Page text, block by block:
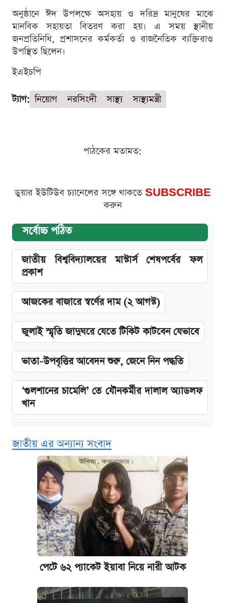
অনুষ্ঠানে ঈদ উপলক্ষে অসহায় ও দরিদ্র মানুষের মাঝে
মানবিক সহায়তা বিতরণ করা হয়। এ সময় স্থানীয়
জনপ্রতিনিধি, প্রশাসনের কর্মকর্তা ও রাজনৈতিক ব্যক্তিরাও
উপস্থিত ছিলেন।
ইএইচপি
ট্যাগ: নিয়োগ নরসিংদী সাস্থ্য সাস্থ্যমন্ত্রী
পাঠকের মতামত:
ডুয়ার ইউটিউব চ্যানেলের সঙ্গে থাকতে SUBSCRIBE
করুন
সর্বোচ্চ পঠিত
জাতীয় বিশ্ববিদ্যালয়ের মাস্টার্স শেষপর্বের ফল
প্রকাশ
আজকের বাজারে স্বর্ণের দাম (২ আগস্ট)
জুলাই স্মৃতি জাদুঘরে যেতে টিকিট কাটবেন যেভাবে
ভাতা-উপবৃত্তির আবেদন শুরু, জেনে নিন পদ্ধতি
‘গুলশানের চামেলি’ তে যৌনকর্মীর দালাল অ্যাডলফ
খান
এক ক্লিকে জেনে নিন আইফোন ১৮ প্রো ম্যাক্সের
দাম ও ফিচার
আজকের বাজারে স্বর্ণের দাম (৪ আগস্ট)
নবম জাতীয় পে-স্কেল নিয়ে সর্বশেষ যা জানা গেল
পাঁচ দপ্তরে নতুন সচিব নিয়োগ দিল সরকার
কবে হবে মেডিকেল ভর্তি পরীক্ষা, জানা গেল যা
জাতীয় এর অন্যান্য সংবাদ
পেটে ৬২ প্যাকেট ইয়াবা নিয়ে নারী আটক